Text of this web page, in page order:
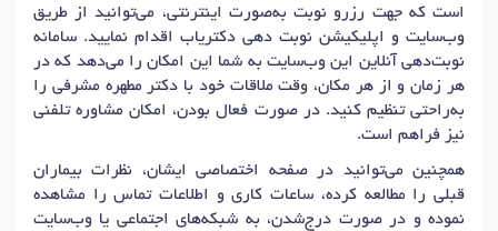
است که جهت رزرو نوبت به‌صورت اینترنتی، می‌توانید از طریق
وب‌سایت و اپلیکیشن نوبت دهی دکتریاب اقدام نمایید. سامانه
نوبت‌دهی آنلاین این وب‌سایت به شما این امکان را می‌دهد که در
هر زمان و از هر مکان، وقت ملاقات خود با دکتر مطهره مشرفی را
به‌راحتی تنظیم کنید. در صورت فعال بودن، امکان مشاوره تلفنی
نیز فراهم است.
همچنین می‌توانید در صفحه اختصاصی ایشان، نظرات بیماران
قبلی را مطالعه کرده، ساعات کاری و اطلاعات تماس را مشاهده
نموده و در صورت درج‌شدن، به شبکه‌های اجتماعی یا وب‌سایت